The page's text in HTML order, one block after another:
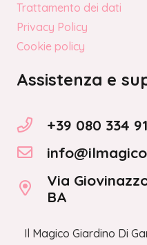
Trattamento dei dati
Privacy Policy
Cookie policy
Assistenza e
+39 080 334
Via
BA
Il Magico Giardino Di